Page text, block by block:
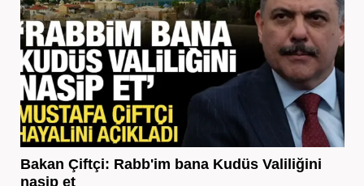
Bakan Çiftçi: Rabb'im bana Kudüs Valiliğini
nasip et